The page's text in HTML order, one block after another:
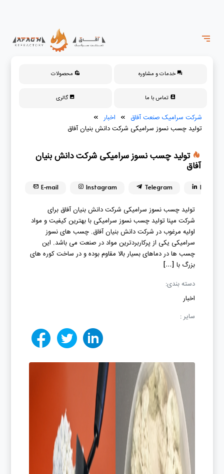
خدمات و مشاوره محصولات
تماس با ما گالری
شرکت سرامیک صنعت آفاق » اخبار »
تولید چسب نسوز سرامیکی شرکت دانش بنیان آفاق
تولید چسب نسوز سرامیکی شرکت دانش بنیان
آفاق
E-mail Instagram Telegram
Linkedin
تولید چسب نسوز سرامیکی شرکت دانش بنیان آفاق برای
شرکت مپنا تولید چسب نسوز سرامیکی با بهترین کیفیت و مواد
اولیه مرغوب در شرکت دانش بنیان آفاق. چسب های نسوز
سرامیکی یکی از پرکاربردترین مواد در صنعت می باشد. این
چسب ها در دماهای بسیار بالا مقاوم بوده و در ساخت کوره های
بزرگ با […]
دسته بندی:
اخبار
سایر :